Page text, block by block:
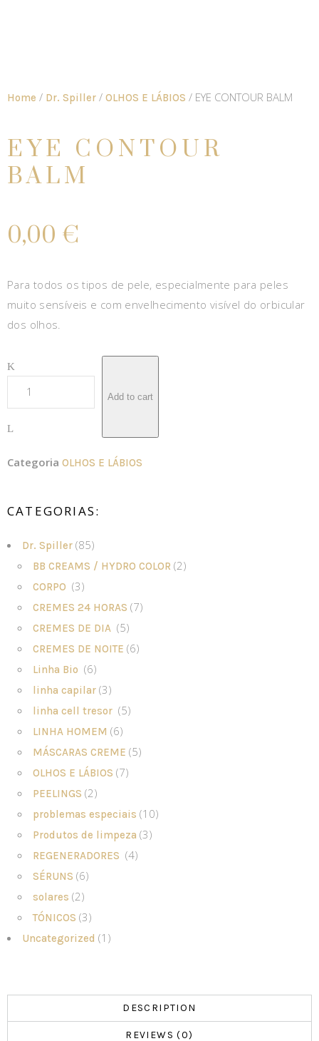
Home / Dr. Spiller / OLHOS E LÁBIOS / EYE CONTOUR BALM
EYE CONTOUR
BALM
0,00 €
Para todos os tipos de pele, especialmente para peles
muito sensíveis e com envelhecimento visível do orbicular
dos olhos.
Add to cart
Categoria OLHOS E LÁBIOS
CATEGORIAS:
Dr. Spiller (85)
BB CREAMS / HYDRO COLOR (2)
CORPO (3)
CREMES 24 HORAS (7)
CREMES DE DIA (5)
CREMES DE NOITE (6)
Linha Bio (6)
linha capilar (3)
linha cell tresor (5)
LINHA HOMEM (6)
MÁSCARAS CREME (5)
OLHOS E LÁBIOS (7)
PEELINGS (2)
problemas especiais (10)
Produtos de limpeza (3)
REGENERADORES (4)
SÉRUNS (6)
solares (2)
TÓNICOS (3)
Uncategorized (1)
DESCRIPTION
REVIEWS (0)